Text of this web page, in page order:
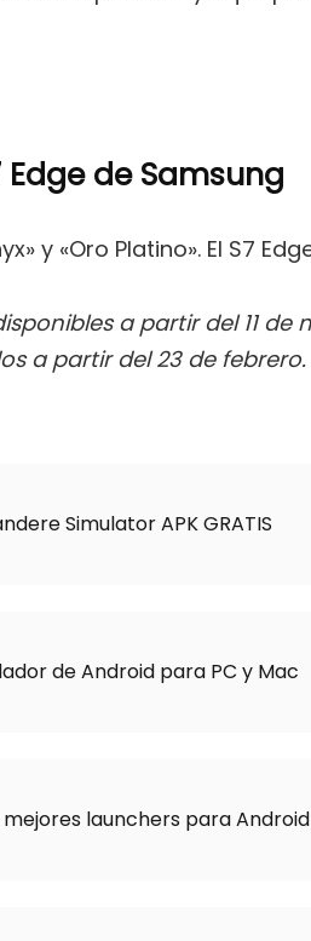
Edge de Samsung
y «Oro Platino». El S7
a partir del 11 de
a partir del 23 de febrero.
Simulator APK GRATIS
de Android para PC y Mac
launchers para Android